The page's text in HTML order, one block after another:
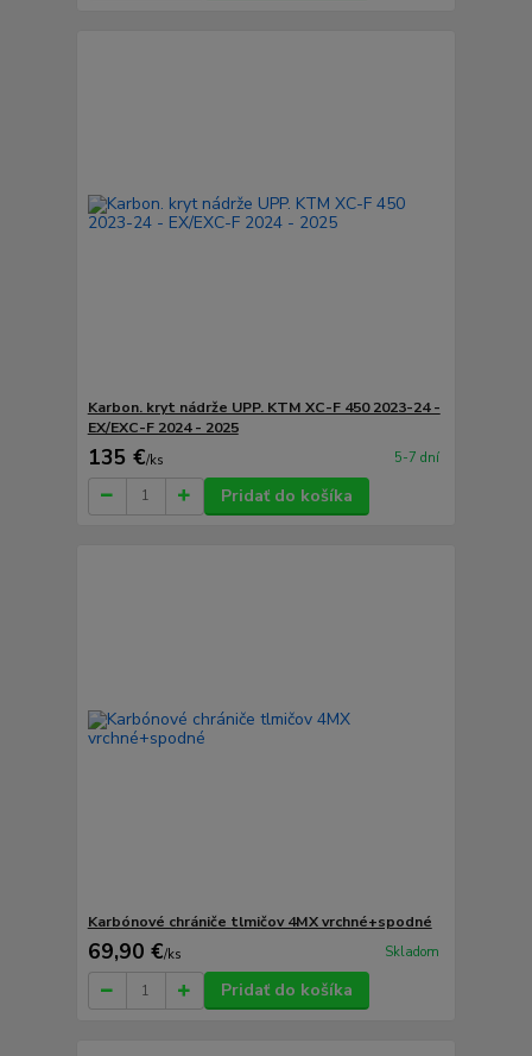
Karbon. kryt nádrže UPP. KTM XC-F 450 2023-24 -
EX/EXC-F 2024 - 2025
135 €/ks 5-7 dní
Pridať do košíka
Karbónové chrániče tlmičov 4MX vrchné+spodné
69,90 €/ks Skladom
Pridať do košíka